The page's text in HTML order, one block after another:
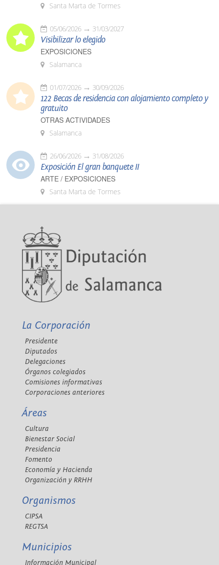
Santa Marta de Tormes
05/06/2026 31/03/2027
Visibilizar lo elegido
EXPOSICIONES
Salamanca
01/07/2026 30/09/2026
122 Becas de residencia con alojamiento completo y
gratuito
OTRAS ACTIVIDADES
Salamanca
26/06/2026 31/08/2026
Exposición El gran banquete II
ARTE / EXPOSICIONES
Santa Marta de Tormes
La Corporación
Presidente
Diputados
Delegaciones
Órganos colegiados
Comisiones informativas
Corporaciones anteriores
Áreas
Cultura
Bienestar Social
Presidencia
Fomento
Economía y Hacienda
Organización y RRHH
Organismos
CIPSA
REGTSA
Municipios
Información Municipal